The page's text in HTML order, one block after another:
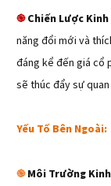
֎Chiến Lược Kinh
năng đổi mới và
đáng kể đến giá cổ
sẽ thúc đẩy sự
Yếu Tố Bên Ngoài:
֎Môi Trường